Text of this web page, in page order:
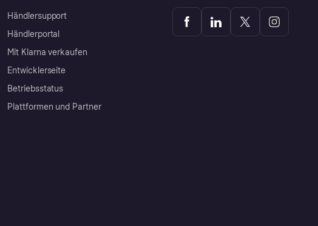
Händlersupport
Händlerportal
Mit Klarna verkaufen
Entwicklerseite
Betriebsstatus
Plattformen und Partner